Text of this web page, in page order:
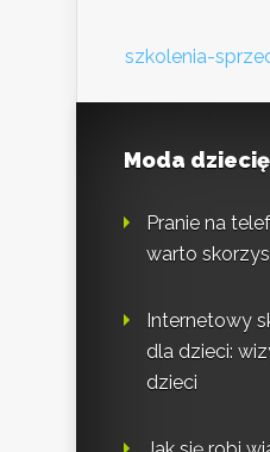
szkolenia-
Moda
Pranie na
warto
Internetowy
dla dzieci:
dzieci